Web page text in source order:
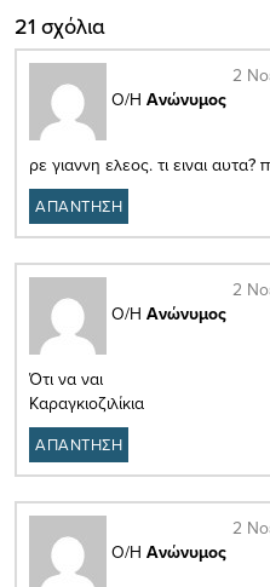
21 σχόλια
Ο/Η Ανώνυμος
2
ρε γιαννη ελεος. τι ειναι
ΑΠΑΝΤΗΣΗ
Ο/Η Ανώνυμος
2
Ότι να ναι
Καραγκιοζιλίκια
ΑΠΑΝΤΗΣΗ
Ο/Η Ανώνυμος
2